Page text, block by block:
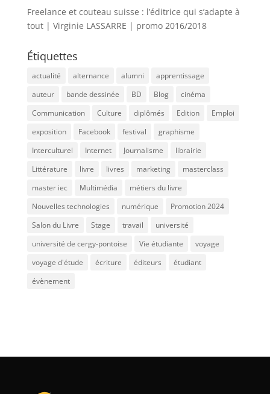
Freelance et couteau suisse : l’éditrice qui s’adapte à
tout | Virginie LASSARRE | promo 2016/2018
Étiquettes
actualité alternance alumni
apprentissage
auteur
bande dessinée BD Blog
cinéma
Communication
Culture diplômés Edition
Emploi
exposition
Facebook festival
graphisme
Interculturel
Internet Journalisme
librairie
Littérature
livre livres marketing
masterclass
master iec
Multimédia
métiers du livre
Nouvelles technologies
numérique
Promotion 2024
Salon du Livre
Stage travail
université
université de cergy-pontoise
Vie étudiante
voyage
voyage d'étude
écriture éditeurs
étudiant
évènement